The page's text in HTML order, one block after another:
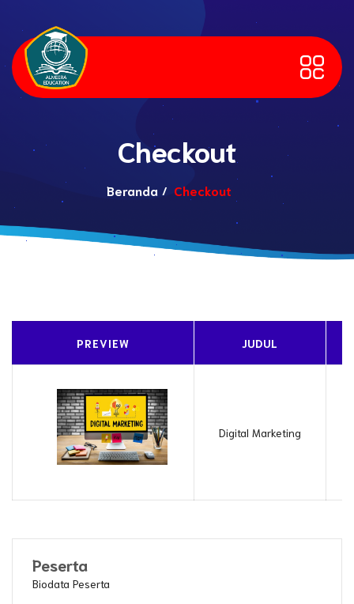
Checkout
Beranda Checkout
PREVIEW JUDUL
Digital Marketing
Peserta
Biodata Peserta